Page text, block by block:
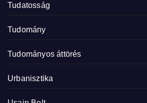
Tudatosság
Tudomány
Tudományos áttörés
Urbanisztika